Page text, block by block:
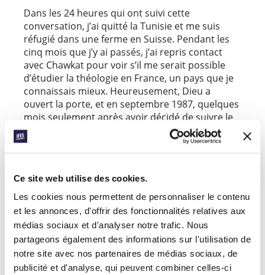
Ce site web utilise des cookies.
Les cookies nous permettent de personnaliser le contenu
et les annonces, d'offrir des fonctionnalités relatives aux
médias sociaux et d'analyser notre trafic. Nous
partageons également des informations sur l'utilisation de
notre site avec nos partenaires de médias sociaux, de
publicité et d'analyse, qui peuvent combiner celles-ci
Dans les 24 heures qui ont suivi cette
conversation, j’ai quitté la Tunisie et me suis
réfugié dans une ferme en Suisse. Pendant les
cinq mois que j’y ai passés, j’ai repris contact
avec Chawkat pour voir s’il me serait possible
d’étudier la théologie en France, un pays que je
connaissais mieux. Heureusement, Dieu a
ouvert la porte, et en septembre 1987, quelques
mois seulement après avoir décidé de suivre le
Christ, j’ai commencé mes études de théologie
là-bas. À présent, des dizaines d’années plus
témoignage pionnier parmi les étudiants au
Moyen-Orient et en Afrique du Nord (MENA).
Que Dieu soit loué pour la croissance qu’il a
donné au ministère dans ma propre région
d’origine, y compris dans des endroits
extrêmement difficiles.
Qu’il ouvre de nouvelles portes, nous équipe et